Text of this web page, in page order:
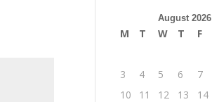
August 2026
M T W T F
3
4 5 6 7
10
11 12 13 14